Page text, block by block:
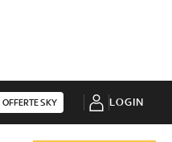
OFFERTE SKY LOGIN